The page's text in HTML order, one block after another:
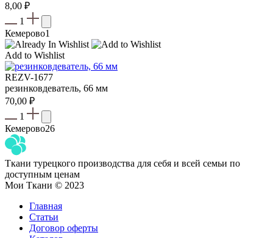
8,00 ₽
1
Кемерово1
Add to Wishlist
REZV-1677
резинковдеватель, 66 мм
70,00 ₽
1
Кемерово26
Ткани турецкого производства для себя и всей семьи по
доступным ценам
Мои Ткани © 2023
Главная
Статьи
Договор оферты